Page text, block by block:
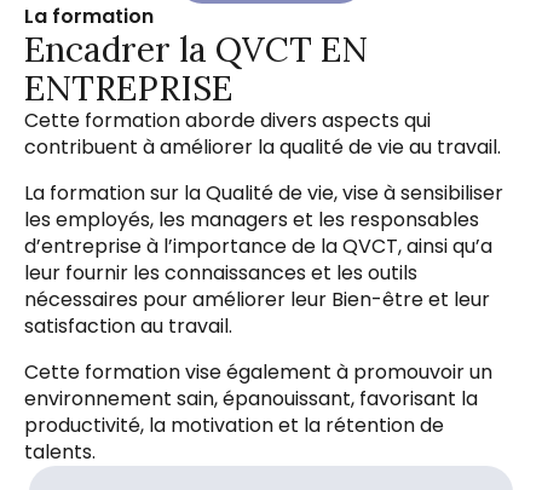
La formation
Encadrer la QVCT EN
ENTREPRISE
Cette formation aborde divers aspects qui
contribuent à améliorer la qualité de vie au travail.
La formation sur la Qualité de vie, vise à sensibiliser
les employés, les managers et les responsables
d’entreprise à l’importance de la QVCT, ainsi qu’a
leur fournir les connaissances et les outils
nécessaires pour améliorer leur Bien-être et leur
satisfaction au travail.
Cette formation vise également à promouvoir un
environnement sain, épanouissant, favorisant la
productivité, la motivation et la rétention de
talents.